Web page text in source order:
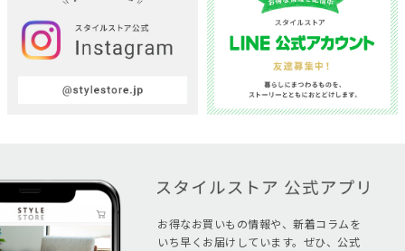
お得なお買いもの情報や、新着コラムを
いち早くお届けしています。ぜひ、公式